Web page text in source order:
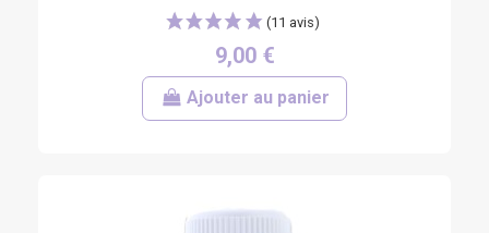
9,00 €
Ajouter au panier